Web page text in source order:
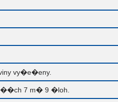
vy�e�eny.
7 m� 9 �loh.